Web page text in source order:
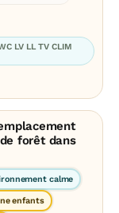
LV LL TV CLIM
forêt dans
calme
enfants